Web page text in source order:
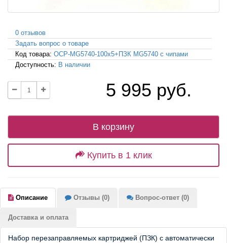
0 отзывов
Задать вопрос о товаре
Код товара: OCP-MG5740-100x5+ПЗК MG5740 с чипами
Доступность: В наличии
5 995 руб.
В корзину
Купить в 1 клик
Описание Отзывы (0) Вопрос-ответ (0)
Доставка и оплата
Набор перезаправляемых картриджей (ПЗК) с автоматически